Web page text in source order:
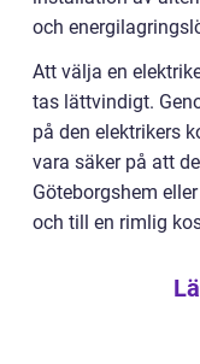
och
Att välja en
tas lättvindigt.
på den elektrikers
vara säker på att
Göteborgshem
och till en rimlig